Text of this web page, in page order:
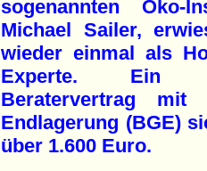
sogenannten Öko-
Michael Sailer,
wieder einmal als
Experte. Ein
Beratervertrag mit
Endlagerung (BGE)
über 1.600 Euro.